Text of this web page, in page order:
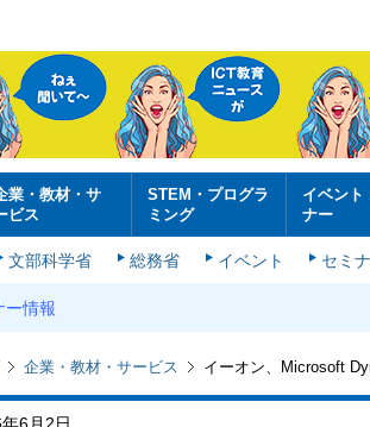
業・教材・サ
ビス
STEM・プログラ
ミング
イベント
ナー
文部科学省 総務省 イベント セミ
ー情報
企業・教材・サービス イーオン、Microsoft